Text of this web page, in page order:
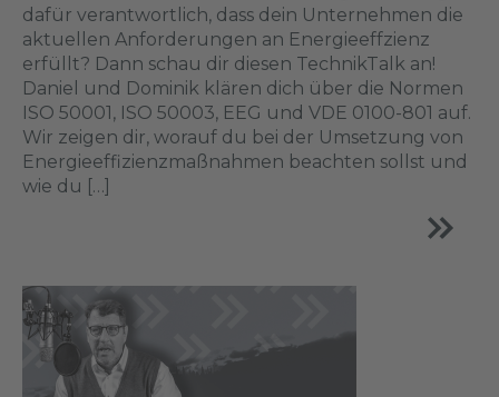
dafür verantwortlich, dass dein Unternehmen die
aktuellen Anforderungen an Energieeffzienz
erfüllt? Dann schau dir diesen TechnikTalk an!
Daniel und Dominik klären dich über die Normen
ISO 50001, ISO 50003, EEG und VDE 0100-801 auf.
Wir zeigen dir, worauf du bei der Umsetzung von
Energieeffizienzmaßnahmen beachten sollst und
wie du […]